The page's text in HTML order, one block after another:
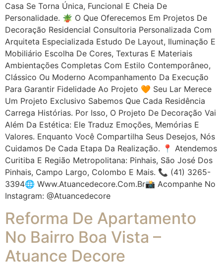
Casa Se Torna Única, Funcional E Cheia De
Personalidade. 🪴 O Que Oferecemos Em Projetos De
Decoração Residencial Consultoria Personalizada Com
Arquiteta Especializada Estudo De Layout, Iluminação E
Mobiliário Escolha De Cores, Texturas E Materiais
Ambientações Completas Com Estilo Contemporâneo,
Clássico Ou Moderno Acompanhamento Da Execução
Para Garantir Fidelidade Ao Projeto 🧡 Seu Lar Merece
Um Projeto Exclusivo Sabemos Que Cada Residência
Carrega Histórias. Por Isso, O Projeto De Decoração Vai
Além Da Estética: Ele Traduz Emoções, Memórias E
Valores. Enquanto Você Compartilha Seus Desejos, Nós
Cuidamos De Cada Etapa Da Realização. 📍 Atendemos
Curitiba E Região Metropolitana: Pinhais, São José Dos
Pinhais, Campo Largo, Colombo E Mais. 📞 (41) 3265-
3394🌐 Www.atuancedecore.com.br📸 Acompanhe No
Instagram: @atuancedecore
Reforma De Apartamento
No Bairro Boa Vista –
Atuance Decore